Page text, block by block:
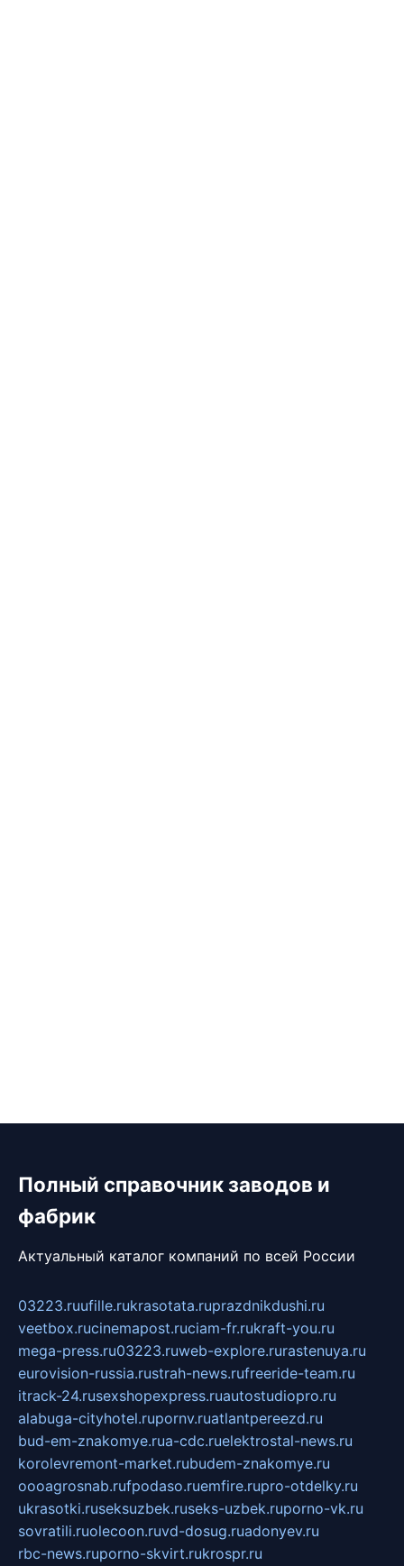
Полный справочник заводов и
фабрик
Актуальный каталог компаний по всей России
03223.ruufille.rukrasotata.ruprazdnikdushi.ru
veetbox.rucinemapost.ruciam-fr.rukraft-you.ru
mega-press.ru03223.ruweb-explore.rurastenuya.ru
eurovision-russia.rustrah-news.rufreeride-team.ru
itrack-24.rusexshopexpress.ruautostudiopro.ru
alabuga-cityhotel.rupornv.ruatlantpereezd.ru
bud-em-znakomye.rua-cdc.ruelektrostal-news.ru
korolevremont-market.rubudem-znakomye.ru
oooagrosnab.rufpodaso.ruemfire.rupro-otdelky.ru
ukrasotki.ruseksuzbek.ruseks-uzbek.ruporno-vk.ru
sovratili.ruolecoon.ruvd-dosug.ruadonyev.ru
rbc-news.ruporno-skvirt.rukrospr.ru